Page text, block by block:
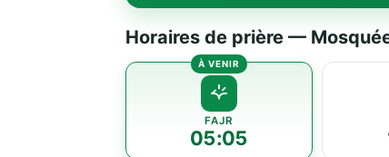
Horaires de prière —
FAJR
05:05